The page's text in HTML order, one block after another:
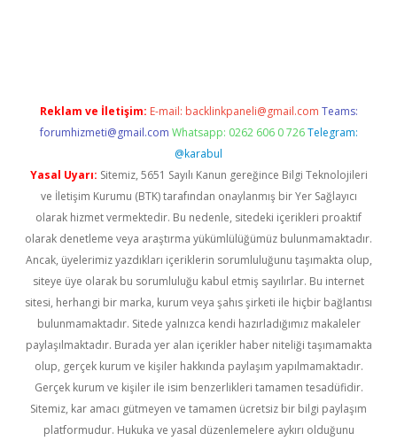
Reklam ve İletişim: E-mail: backlinkpaneli@gmail.com Teams:
forumhizmeti@gmail.com Whatsapp: 0262 606 0 726 Telegram:
@karabul
Yasal Uyarı: Sitemiz, 5651 Sayılı Kanun gereğince Bilgi Teknolojileri
ve İletişim Kurumu (BTK) tarafından onaylanmış bir Yer Sağlayıcı
olarak hizmet vermektedir. Bu nedenle, sitedeki içerikleri proaktif
olarak denetleme veya araştırma yükümlülüğümüz bulunmamaktadır.
Ancak, üyelerimiz yazdıkları içeriklerin sorumluluğunu taşımakta olup,
siteye üye olarak bu sorumluluğu kabul etmiş sayılırlar. Bu internet
sitesi, herhangi bir marka, kurum veya şahıs şirketi ile hiçbir bağlantısı
bulunmamaktadır. Sitede yalnızca kendi hazırladığımız makaleler
paylaşılmaktadır. Burada yer alan içerikler haber niteliği taşımamakta
olup, gerçek kurum ve kişiler hakkında paylaşım yapılmamaktadır.
Gerçek kurum ve kişiler ile isim benzerlikleri tamamen tesadüfidir.
Sitemiz, kar amacı gütmeyen ve tamamen ücretsiz bir bilgi paylaşım
platformudur. Hukuka ve yasal düzenlemelere aykırı olduğunu